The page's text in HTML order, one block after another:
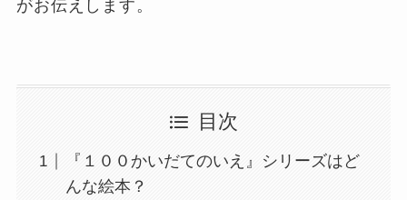
がお伝えします。
目次
『１００かいだてのいえ』シリーズはど
んな絵本？